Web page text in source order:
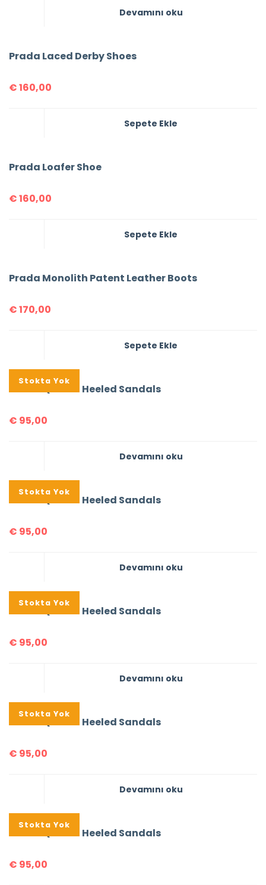
Devamını oku
Prada Laced Derby Shoes
€160,00
Sepete Ekle
Prada Loafer Shoe
€160,00
Sepete Ekle
Prada Monolith Patent Leather Boots
€170,00
Sepete Ekle
Stokta Yok
Prada Quilted Heeled Sandals
€ 95,00
Devamını oku
Stokta Yok
Prada Quilted Heeled Sandals
€ 95,00
Devamını oku
Stokta Yok
Prada Quilted Heeled Sandals
€ 95,00
Devamını oku
Stokta Yok
Prada Quilted Heeled Sandals
€ 95,00
Devamını oku
Stokta Yok
Prada Quilted Heeled Sandals
€ 95,00